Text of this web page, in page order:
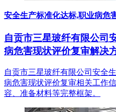
安全生产标准化达标,职业病危
自贡市三星玻纤有限公司
病危害现状评价复审解决
自贡市三星玻纤有限公司安全
病危害现状评价复审相关工作
容、准备材料等完整框架。